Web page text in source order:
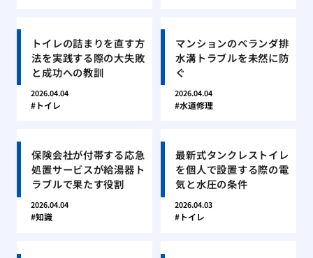
トイレの詰まりを直す方
法を実践する際の大失敗
と成功への教訓
2026.04.04
トイレ
マンションのベランダ排
水溝トラブルを未然に防
ぐ
2026.04.04
水道修理
保険会社が付帯する応急
処置サービスが給湯器ト
ラブルで果たす役割
2026.04.04
知識
最新式タンクレストイレ
を個人で設置する際の電
気と水圧の条件
2026.04.03
トイレ